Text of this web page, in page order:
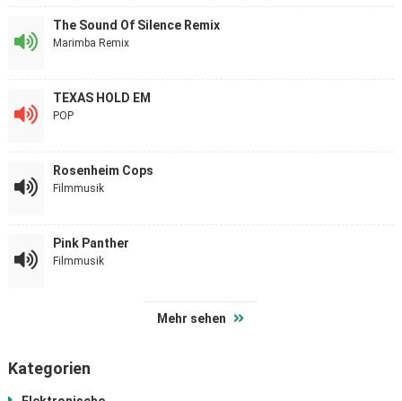
The Sound Of Silence Remix
Marimba Remix
TEXAS HOLD EM
POP
Rosenheim Cops
Filmmusik
Pink Panther
Filmmusik
Mehr sehen
Kategorien